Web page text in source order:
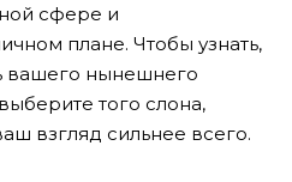
сфере и
плане. Чтобы узнать,
вашего нынешнего
того слона,
взгляд сильнее всего.